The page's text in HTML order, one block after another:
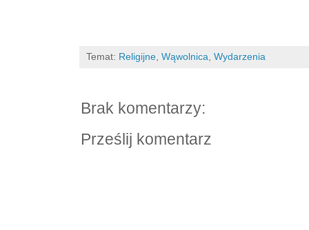
Temat: Religijne Wąwolnica Wydarzenia
Brak komentarzy:
Prześlij komentarz